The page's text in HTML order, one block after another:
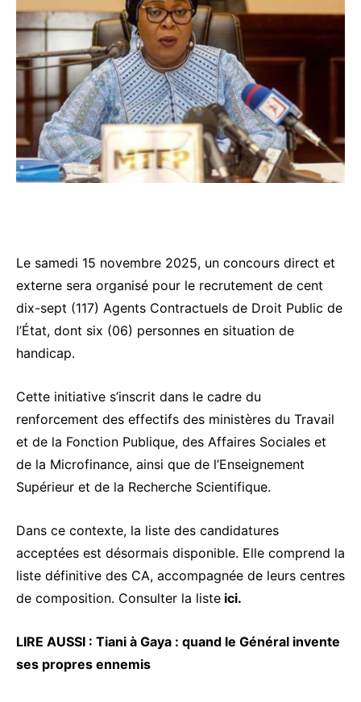
Le samedi 15 novembre 2025, un concours direct et
externe sera organisé pour le recrutement de cent
dix-sept (117) Agents Contractuels de Droit Public de
l’État, dont six (06) personnes en situation de
handicap.
Cette initiative s’inscrit dans le cadre du
renforcement des effectifs des ministères du Travail
et de la Fonction Publique, des Affaires Sociales et
de la Microfinance, ainsi que de l’Enseignement
Supérieur et de la Recherche Scientifique.
Dans ce contexte, la liste des candidatures
acceptées est désormais disponible. Elle comprend la
liste définitive des CA, accompagnée de leurs centres
de composition. Consulter la liste ici.
LIRE AUSSI : Tiani à Gaya : quand le Général invente
ses propres ennemis